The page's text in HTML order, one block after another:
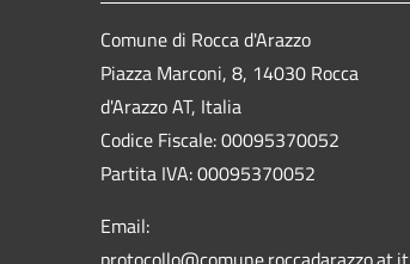
Comune di Rocca d'Arazzo
Piazza Marconi, 8, 14030 Rocca
d'Arazzo AT, Italia
Codice Fiscale: 00095370052
Partita IVA: 00095370052
Email: